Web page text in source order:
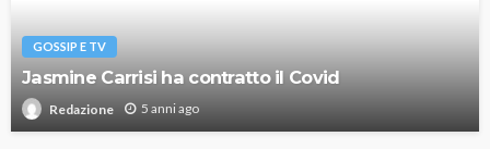
GOSSIP E TV
Jasmine Carrisi ha contratto il Covid
Redazione 5 anni ago